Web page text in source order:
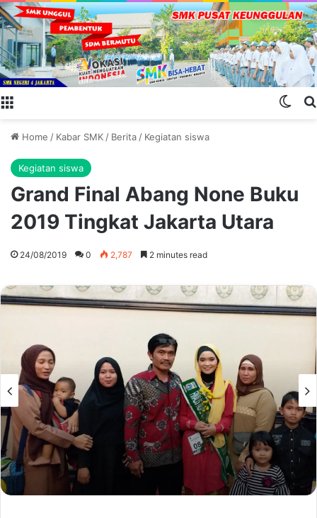
Home / Kabar SMK / Berita / Kegiatan siswa
Kegiatan siswa
Grand Final Abang None Buku
2019 Tingkat Jakarta Utara
24/08/2019 0 2,787 2 minutes read